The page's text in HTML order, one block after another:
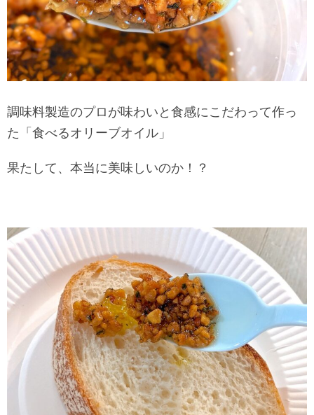
調味料製造のプロが味わいと食感にこだわって作っ
た「食べるオリーブオイル」
果たして、本当に美味しいのか！？